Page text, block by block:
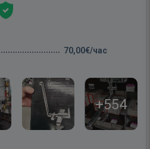
70,00€/час
+554